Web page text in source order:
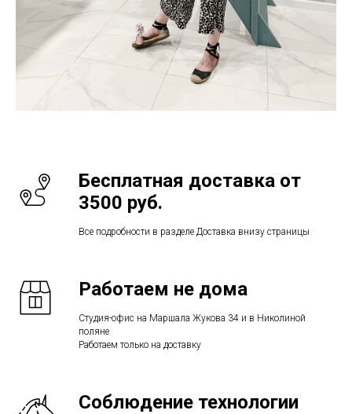
Бесплатная доставка от
3500 руб.
Все подробности в разделе Доставка внизу страницы
Работаем не дома
Студия-офис на Маршала Жукова 34 и в Николиной
поляне
Работаем только на доставку
Соблюдение технологии